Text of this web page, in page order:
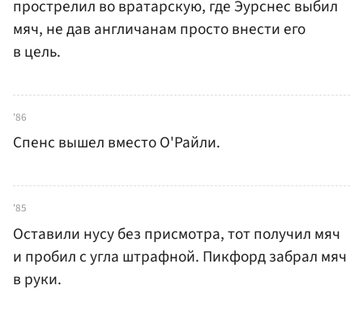
прострелил во вратарскую, где Эурснес выбил
мяч, не дав англичанам просто внести его
в цель.
'86
Спенс вышел вместо О'Райли.
'85
Оставили нусу без присмотра, тот получил мяч
и пробил с угла штрафной. Пикфорд забрал мяч
в руки.